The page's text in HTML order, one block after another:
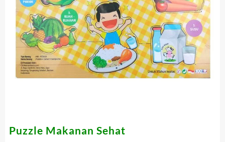
Puzzle Makanan Sehat